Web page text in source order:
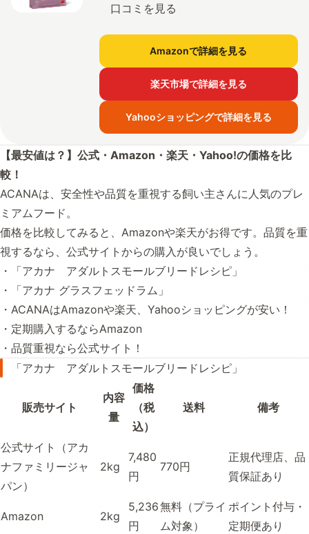
口コミを見る
Amazonで詳細を見る
楽天市場で詳細を見る
Yahooショッピングで詳細を見る
【最安値は？】公式・Amazon・楽天・Yahoo!の価格を比
較！
ACANAは、安全性や品質を重視する飼い主さんに人気のプレ
ミアムフード。
価格を比較してみると、Amazonや楽天がお得です。品質を重
視するなら、公式サイトからの購入が良いでしょう。
・「アカナ アダルトスモールブリードレシピ」
・「アカナ グラスフェッドラム」
・ACANAはAmazonや楽天、Yahooショッピングが安い！
・定期購入するならAmazon
・品質重視なら公式サイト！
「アカナ アダルトスモールブリードレシピ」
販売サイト
内容
量
価格
（税
込）
送料 備考
公式サイト（アカ
ナファミリージャ
パン）
2kg
7,480
円
770円
正規代理店、品
質保証あり
Amazon 2kg
5,236
円
無料（プライ
ム対象）
ポイント付与・
定期便あり